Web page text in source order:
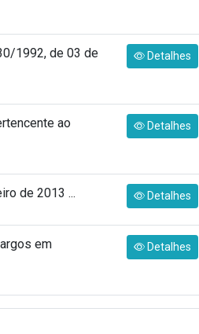
1992, de 03 de
Detalhes
ao
Detalhes
de 2013 ... Detalhes
em
Detalhes